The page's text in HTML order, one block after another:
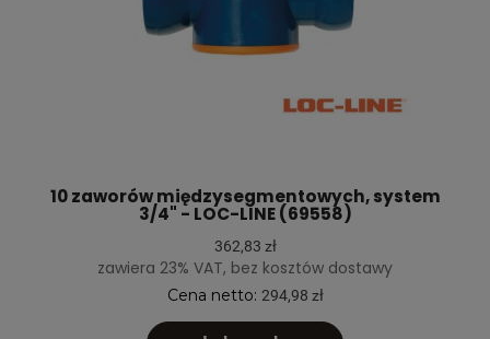
10 zaworów międzysegmentowych, system
3/4" - LOC-LINE (69558)
362,83 zł
zawiera 23% VAT, bez kosztów dostawy
Cena netto: 294,98 zł